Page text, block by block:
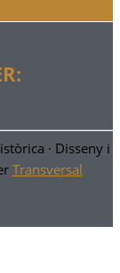
· Disseny i
Transversal